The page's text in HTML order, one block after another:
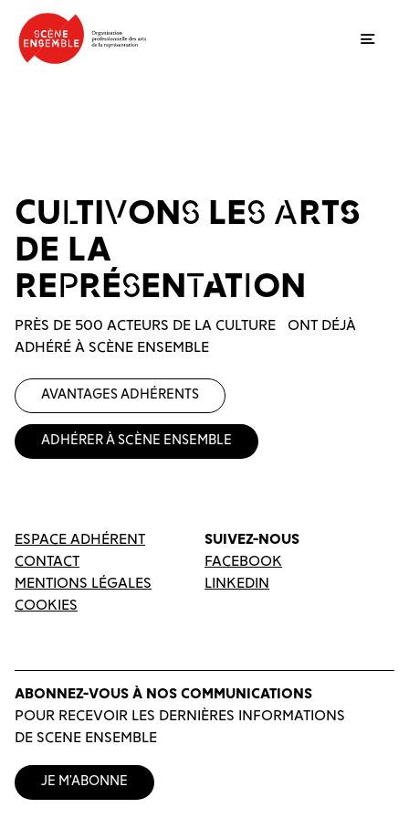
CULTIVONS LES ARTS
DE LA
REPRÉSENTATION
PRÈS DE 500 ACTEURS DE LA CULTURE ONT DÉJÀ
ADHÉRÉ À SCÈNE ENSEMBLE
Avantages adhérents
Adhérer à Scène Ensemble
ESPACE ADHÉRENT
CONTACT
MENTIONS LÉGALES
COOKIES
SUIVEZ-NOUS
FACEBOOK
LINKEDIN
ABONNEZ-VOUS À NOS COMMUNICATIONS
POUR RECEVOIR LES DERNIÈRES INFORMATIONS
DE SCENE ENSEMBLE
Je m’abonne